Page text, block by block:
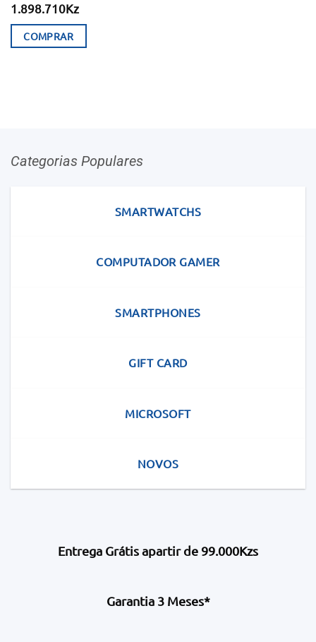
1.898.710Kz
COMPRAR
Categorias Populares
SMARTWATCHS
COMPUTADOR GAMER
SMARTPHONES
GIFT CARD
MICROSOFT
NOVOS
Entrega Grátis apartir de 99.000Kzs
Garantia 3 Meses*